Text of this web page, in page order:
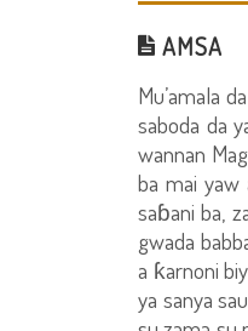
AMSA
Mu’amala
saboda da
wannan
ba mai yaw
saɓani ba,
gwada
a ƙarnoni
ya sanya